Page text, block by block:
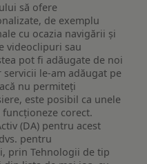
să ofere
de exemplu
cu ocazia navigării și
videoclipuri sau
pot fi adăugate de noi
le-am adăugat pe
nu permiteți
este posibil ca unele
corect.
(DA) pentru acest
pentru
prin Tehnologii de tip